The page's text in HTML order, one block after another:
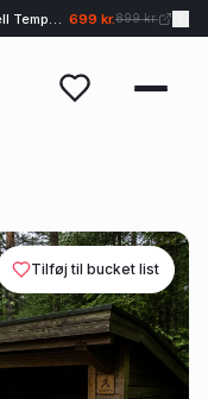
- Sand 699 kr.899 kr.
Tilføj til bucket list